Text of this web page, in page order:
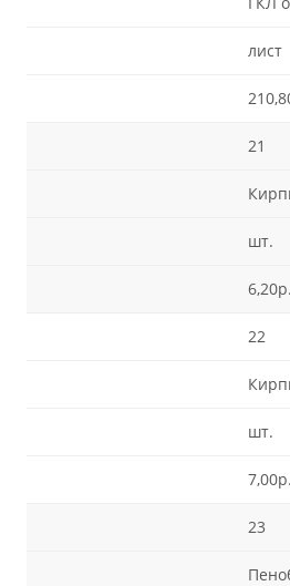
лист
21
шт.
6,20р.
22
шт.
7,00р.
23